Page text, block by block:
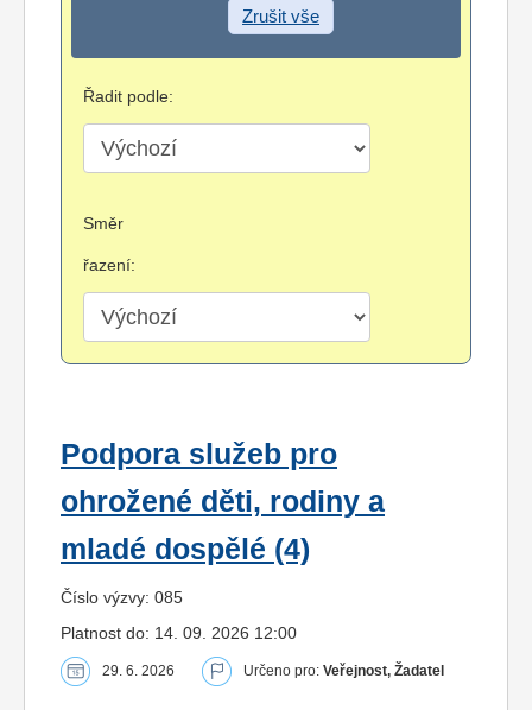
Zrušit vše
Řadit podle:
Směr
řazení:
Podpora služeb pro
ohrožené děti, rodiny a
mladé dospělé (4)
Číslo výzvy: 085
Platnost do: 14. 09. 2026 12:00
29. 6. 2026 Určeno pro: Veřejnost, Žadatel